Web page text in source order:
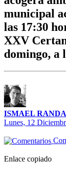
municipal
las 17:30
XXV
domingo, a
ISMAEL
Lunes, 12
Enlace copiado